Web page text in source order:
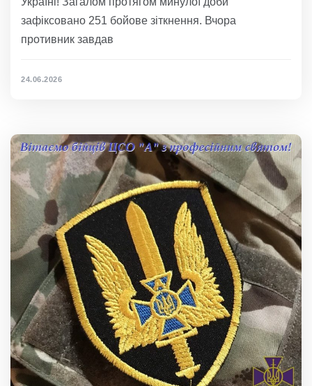
зафіксовано 251 бойове зіткнення. Вчора
противник завдав
24.06.2026